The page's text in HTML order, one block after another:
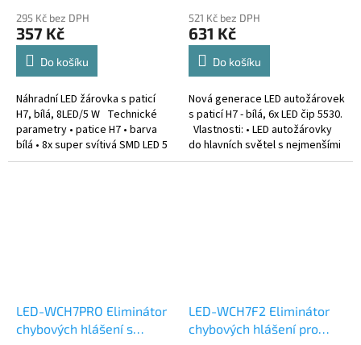
295 Kč bez DPH
357 Kč
Do košíku
Náhradní LED žárovka s paticí
H7, bílá, 8LED/5 W Technické
parametry • patice H7 • barva
bílá • 8x super svítivá SMD LED 5
W • celkový výkon 40 W • barva
521 Kč bez DPH
631 Kč
Do košíku
Nová generace LED autožárovek
s paticí H7 - bílá, 6x LED čip 5530.
Vlastnosti: • LED autožárovky
do hlavních světel s nejmenšími
rozměry na trhu • standartní
LED-WCH7PRO Eliminátor
chybových hlášení s
LED-WCH7F2 Eliminátor
chybových hlášení pro